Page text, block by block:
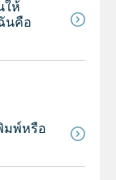
ให้
นคือ
มพ์หรือ